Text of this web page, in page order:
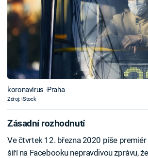
koronavirus -Praha
Zdroj: iStock
Zásadní rozhodnutí
Ve čtvrtek 12. března 2020 píše premiér
šíří na Facebooku nepravdivou zprávu,